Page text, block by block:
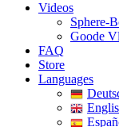
Videos
Sphere-
Goode
FAQ
Store
Languages